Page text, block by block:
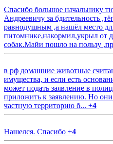
Спасибо большое начальнику
Андреевичу за бдительность
равнодушным ,а нашёл место
питомнике,накормил,укрыл от
собак.Майи пошло на пользу
в рф домашние животные
имущества, и если есть
может подать заявление в
приложить к заявлению. Но они
частную территорию б... +4
Нашелся. Спасибо +4